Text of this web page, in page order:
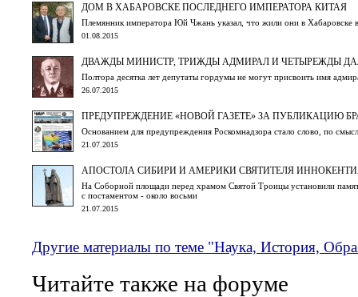
ДОМ В ХАБАРОВСКЕ ПОСЛЕДНЕГО ИМПЕРАТОРА КИТАЯ
Племянник императора Юй Чжань указал, что жили они в Хабаровске
01.08.2015
ДВАЖДЫ МИНИСТР, ТРИЖДЫ АДМИРАЛ И ЧЕТЫРЕЖДЫ
Полтора десятка лет депутаты гордумы не могут присвоить имя
26.07.2015
ПРЕДУПРЕЖДЕНИЕ «НОВОЙ ГАЗЕТЕ» ЗА ПУБЛИКАЦИЮ
Основанием для предупреждения Роскомнадзора стало слово, по
21.07.2015
АПОСТОЛА СИБИРИ И АМЕРИКИ СВЯТИТЕЛЯ
На Соборной площади перед храмом Святой Троицы установили
с постаментом - около восьми
21.07.2015
Другие материалы по теме "Наука, История,
Читайте также на форуме